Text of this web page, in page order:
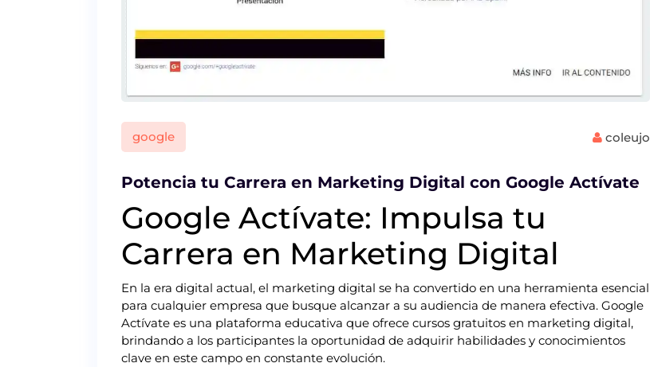
google coleujo
Potencia tu Carrera en Marketing Digital con Google Actívate
Google Actívate: Impulsa tu
Carrera en Marketing Digital
En la era digital actual, el marketing digital se ha convertido en una herramienta esencial
para cualquier empresa que busque alcanzar a su audiencia de manera efectiva. Google
Actívate es una plataforma educativa que ofrece cursos gratuitos en marketing digital,
brindando a los participantes la oportunidad de adquirir habilidades y conocimientos
clave en este campo en constante evolución.